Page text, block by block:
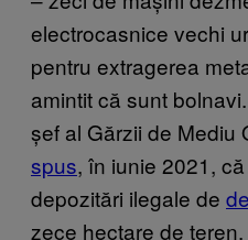
electrocasnice vechi
pentru extragerea
amintit că sunt
șef al Gărzii de Mediu
spus, în iunie 2021,
depozitări ilegale de
zece hectare de